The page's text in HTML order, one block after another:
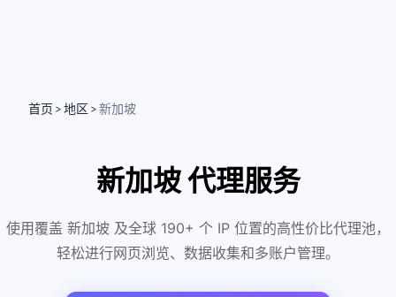
首页 > 地区 > 新加坡
新加坡 代理服务
使用覆盖 新加坡 及全球 190+ 个 IP 位置的高性价比代理池，
轻松进行网页浏览、数据收集和多账户管理。